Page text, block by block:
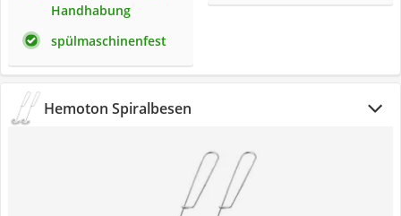
Handhabung
spülmaschinenfest
Hemoton Spiralbesen